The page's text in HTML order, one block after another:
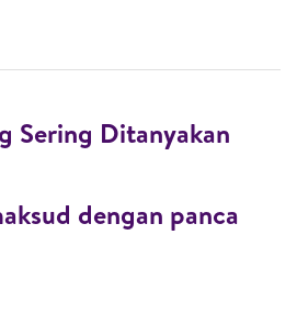
Sering Ditanyakan
dengan panca